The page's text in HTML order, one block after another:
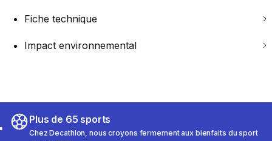
Fiche technique
Impact environnemental
Plus de 65 sports
Chez Decathlon, nous croyons fermement aux bienfaits du sport